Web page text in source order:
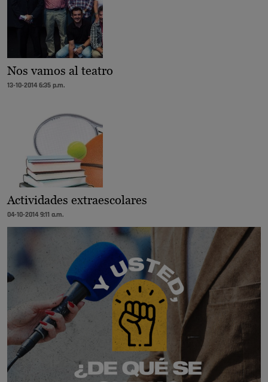
Nos vamos al teatro
13-10-2014 6:35 p.m.
Actividades extraescolares
04-10-2014 9:11 a.m.